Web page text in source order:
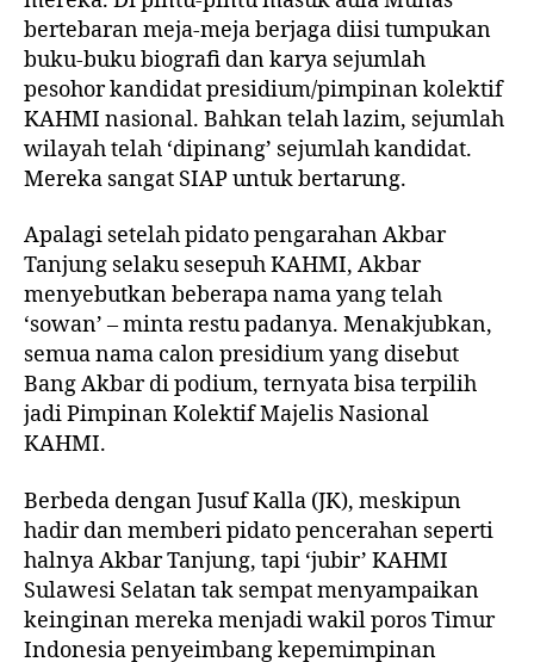
bertebaran meja-meja berjaga diisi tumpukan
buku-buku biografi dan karya sejumlah
pesohor kandidat presidium/pimpinan kolektif
KAHMI nasional. Bahkan telah lazim, sejumlah
wilayah telah ‘dipinang’ sejumlah kandidat.
Mereka sangat SIAP untuk bertarung.
Apalagi setelah pidato pengarahan Akbar
Tanjung selaku sesepuh KAHMI, Akbar
menyebutkan beberapa nama yang telah
‘sowan’ – minta restu padanya. Menakjubkan,
semua nama calon presidium yang disebut
Bang Akbar di podium, ternyata bisa terpilih
jadi Pimpinan Kolektif Majelis Nasional
KAHMI.
Berbeda dengan Jusuf Kalla (JK), meskipun
hadir dan memberi pidato pencerahan seperti
halnya Akbar Tanjung, tapi ‘jubir’ KAHMI
Sulawesi Selatan tak sempat menyampaikan
keinginan mereka menjadi wakil poros Timur
Indonesia penyeimbang kepemimpinan